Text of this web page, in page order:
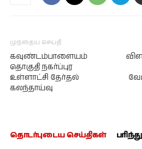
முந்தைய செய்தி
கவுண்டம்பாளையம்
தொகுதி நகர்ப்புர
உள்ளாட்சி தேர்தல்
கலந்தாய்வு
தொடர்புடைய செய்திகள்